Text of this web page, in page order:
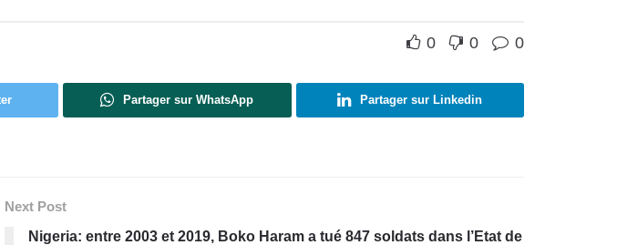
0 0 0
Partager sur WhatsApp Partager sur Linkedin
Next Post
Nigeria: entre 2003 et 2019, Boko Haram a tué 847 soldats dans l’Etat de